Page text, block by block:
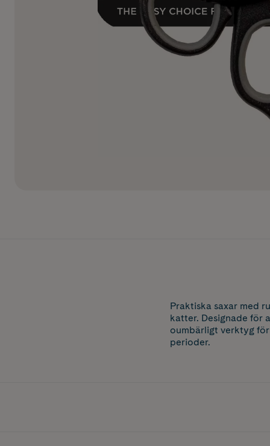
Praktiska saxar med
katter. Designade för
oumbärligt verktyg
perioder.